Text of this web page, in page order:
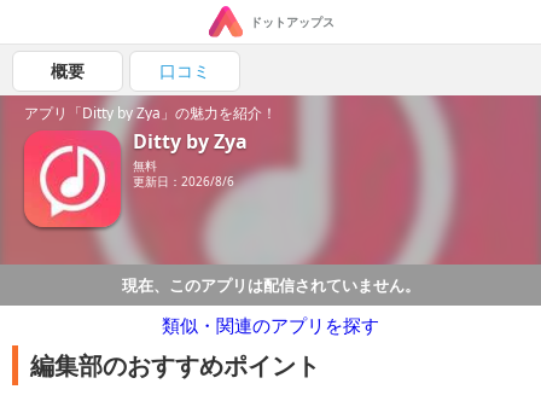
ドットアップス
概要 口コミ
アプリ「Ditty by Zya」の魅力を紹介！
Ditty by Zya
無料
更新日：2026/8/6
現在、このアプリは配信されていません。
類似・関連のアプリを探す
編集部のおすすめポイント